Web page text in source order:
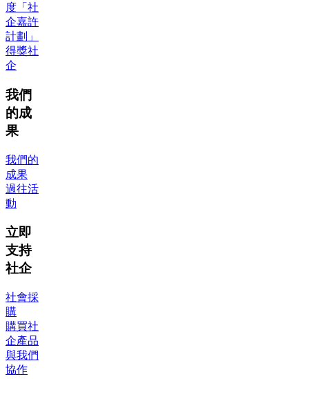
度「社
企嘉許
計劃」
得獎社
企
我們
的成
果
我們的
成果
過往活
動
立即
支持
社企
社會採
購
購買社
企產品
與我們
協作